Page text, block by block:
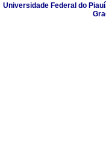
Universidade Federal do